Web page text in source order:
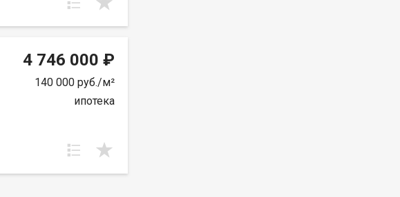
4 746 000 ₽
140 000 руб./м²
ипотека